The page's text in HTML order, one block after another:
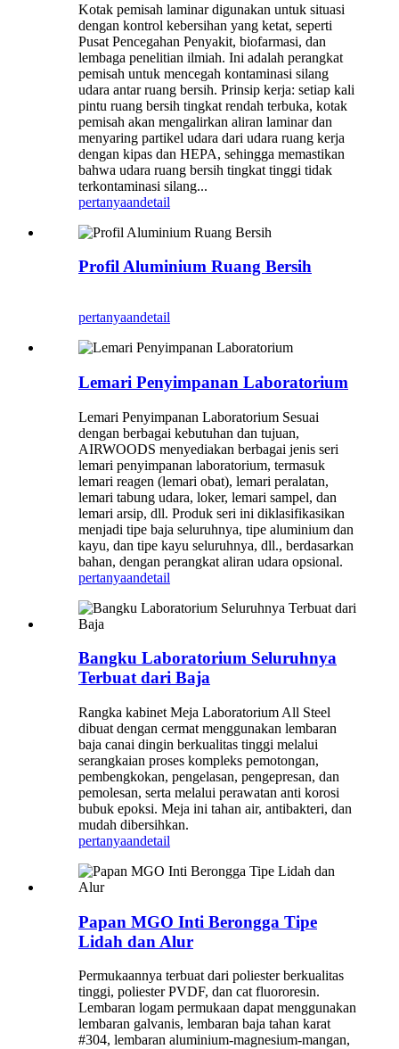
Kotak pemisah laminar digunakan untuk situasi
dengan kontrol kebersihan yang ketat, seperti
Pusat Pencegahan Penyakit, biofarmasi, dan
lembaga penelitian ilmiah. Ini adalah perangkat
pemisah untuk mencegah kontaminasi silang
udara antar ruang bersih. Prinsip kerja: setiap kali
pintu ruang bersih tingkat rendah terbuka, kotak
pemisah akan mengalirkan aliran laminar dan
menyaring partikel udara dari udara ruang kerja
dengan kipas dan HEPA, sehingga memastikan
bahwa udara ruang bersih tingkat tinggi tidak
terkontaminasi silang...
pertanyaandetail
Profil Aluminium Ruang Bersih
pertanyaandetail
Lemari Penyimpanan Laboratorium
Lemari Penyimpanan Laboratorium Sesuai
dengan berbagai kebutuhan dan tujuan,
AIRWOODS menyediakan berbagai jenis seri
lemari penyimpanan laboratorium, termasuk
lemari reagen (lemari obat), lemari peralatan,
lemari tabung udara, loker, lemari sampel, dan
lemari arsip, dll. Produk seri ini diklasifikasikan
menjadi tipe baja seluruhnya, tipe aluminium dan
kayu, dan tipe kayu seluruhnya, dll., berdasarkan
bahan, dengan perangkat aliran udara opsional.
pertanyaandetail
Bangku Laboratorium Seluruhnya
Terbuat dari Baja
Rangka kabinet Meja Laboratorium All Steel
dibuat dengan cermat menggunakan lembaran
baja canai dingin berkualitas tinggi melalui
serangkaian proses kompleks pemotongan,
pembengkokan, pengelasan, pengepresan, dan
pemolesan, serta melalui perawatan anti korosi
bubuk epoksi. Meja ini tahan air, antibakteri, dan
mudah dibersihkan.
pertanyaandetail
Papan MGO Inti Berongga Tipe
Lidah dan Alur
Permukaannya terbuat dari poliester berkualitas
tinggi, poliester PVDF, dan cat fluororesin.
Lembaran logam permukaan dapat menggunakan
lembaran galvanis, lembaran baja tahan karat
#304, lembaran aluminium-magnesium-mangan,